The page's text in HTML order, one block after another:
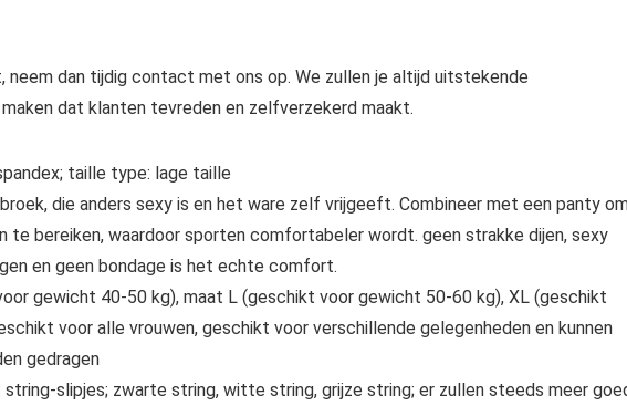
neem dan tijdig contact met ons op. We zullen je altijd uitstekende
dat klanten tevreden en zelfverzekerd maakt.
taille type: lage taille
die anders sexy is en het ware zelf vrijgeeft. Combineer met een panty
te bereiken, waardoor sporten comfortabeler wordt. geen strakke dijen, sexy
en geen bondage is het echte comfort.
gewicht 40-50 kg), maat L (geschikt voor gewicht 50-60 kg), XL (geschikt
voor alle vrouwen, geschikt voor verschillende gelegenheden en kunnen
gedragen
string-slipjes; zwarte string, witte string, grijze string; er zullen steeds meer